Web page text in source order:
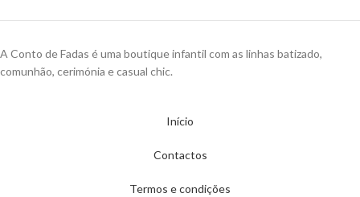
A Conto de Fadas é uma boutique infantil com as linhas batizado,
comunhão, cerimónia e casual chic.
Início
Contactos
Termos e condições